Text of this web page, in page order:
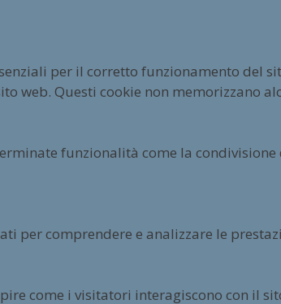
per il corretto funzionamento del
web. Questi cookie non memorizzano
funzionalità come la
per comprendere e analizzare le
come i visitatori interagiscono con il